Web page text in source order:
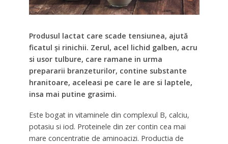
Produsul lactat care scade tensiunea, ajută
ficatul și rinichii. Zerul, acel lichid galben, acru
si usor tulbure, care ramane in urma
prepararii branzeturilor, contine substante
hranitoare, aceleasi pe care le are si laptele,
insa mai putine grasimi.
Este bogat in vitaminele din complexul B, calciu,
potasiu si iod. Proteinele din zer contin cea mai
mare concentratie de aminoacizi. Productia de